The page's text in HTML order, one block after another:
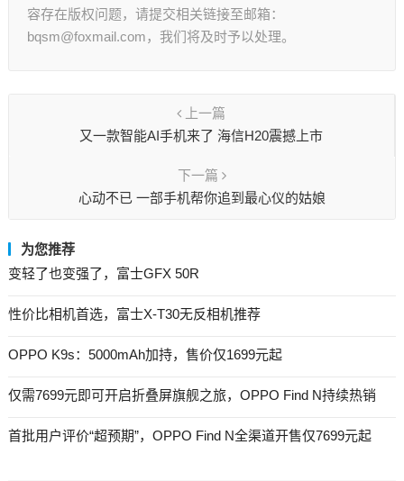
容存在版权问题，请提交相关链接至邮箱：
bqsm@foxmail.com，我们将及时予以处理。
上一篇
又一款智能AI手机来了 海信H20震撼上市
下一篇
心动不已 一部手机帮你追到最心仪的姑娘
为您推荐
变轻了也变强了，富士GFX 50R
性价比相机首选，富士X-T30无反相机推荐
OPPO K9s：5000mAh加持，售价仅1699元起
仅需7699元即可开启折叠屏旗舰之旅，OPPO Find N持续热销
首批用户评价“超预期”，OPPO Find N全渠道开售仅7699元起